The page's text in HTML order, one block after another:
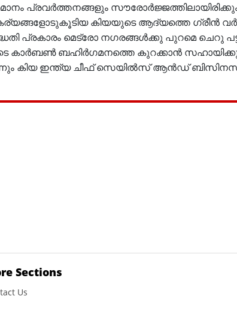
പ്രവര്‍ത്തനങ്ങളും
കിയയുടെ ആദ്യത്തെ ഗ്രീന്‍
പ്രകാരം മെട്രോ നഗരങ്ങള്‍ക്കു പുറമെ ചെറു
കാര്‍ബണ്‍ ബഹിര്‍ഗമനത്തെ കുറക്കാന്‍
കിയ ഇന്ത്യ ചീഫ് സെയില്‍സ് ആന്‍ഡ് ബിസിനസ്
Sections
Us